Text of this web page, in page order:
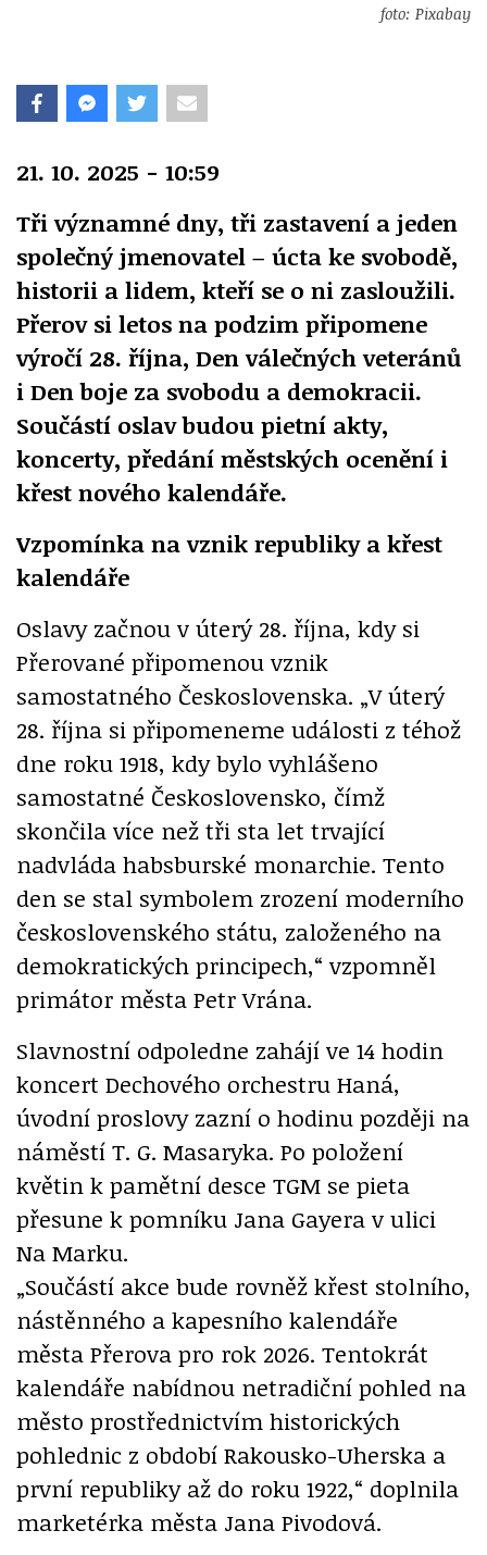
foto: Pixabay
21. 10. 2025 - 10:59
Tři významné dny, tři zastavení a jeden
společný jmenovatel – úcta ke svobodě,
historii a lidem, kteří se o ni zasloužili.
Přerov si letos na podzim připomene
výročí 28. října, Den válečných veteránů
i Den boje za svobodu a demokracii.
Součástí oslav budou pietní akty,
koncerty, předání městských ocenění i
křest nového kalendáře.
Vzpomínka na vznik republiky a křest
kalendáře
Oslavy začnou v úterý 28. října, kdy si
Přerované připomenou vznik
samostatného Československa. „V úterý
28. října si připomeneme události z téhož
dne roku 1918, kdy bylo vyhlášeno
samostatné Československo, čímž
skončila více než tři sta let trvající
nadvláda habsburské monarchie. Tento
den se stal symbolem zrození moderního
československého státu, založeného na
demokratických principech,“ vzpomněl
primátor města Petr Vrána.
Slavnostní odpoledne zahájí ve 14 hodin
koncert Dechového orchestru Haná,
úvodní proslovy zazní o hodinu později na
náměstí T. G. Masaryka. Po položení
květin k pamětní desce TGM se pieta
přesune k pomníku Jana Gayera v ulici
Na Marku.
„Součástí akce bude rovněž křest stolního,
nástěnného a kapesního kalendáře
města Přerova pro rok 2026. Tentokrát
kalendáře nabídnou netradiční pohled na
město prostřednictvím historických
pohlednic z období Rakousko-Uherska a
první republiky až do roku 1922,“ doplnila
marketérka města Jana Pivodová.